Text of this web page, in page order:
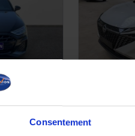
Consentement
S LINE